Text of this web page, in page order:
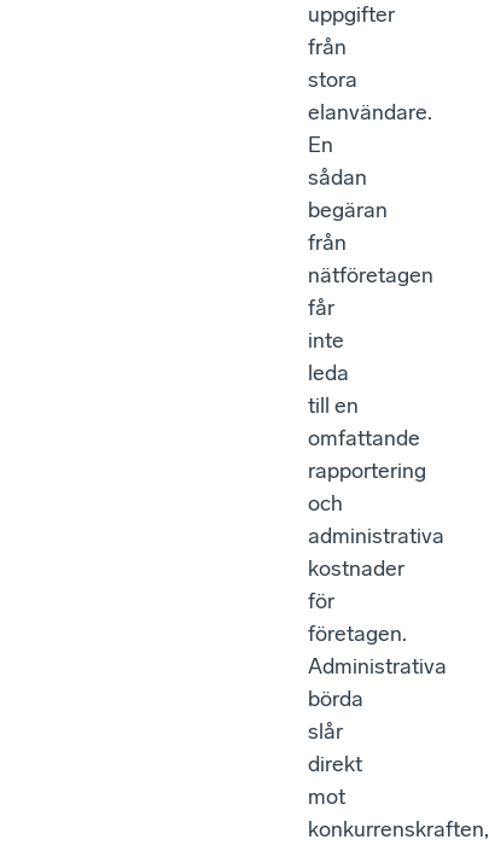
uppgifter
från
stora
elanvändare.
En
sådan
begäran
från
nätföretagen
får
inte
leda
till en
omfattande
rapportering
och
administrativa
kostnader
för
företagen.
Administrativa
börda
slår
direkt
mot
konkurrenskraften,